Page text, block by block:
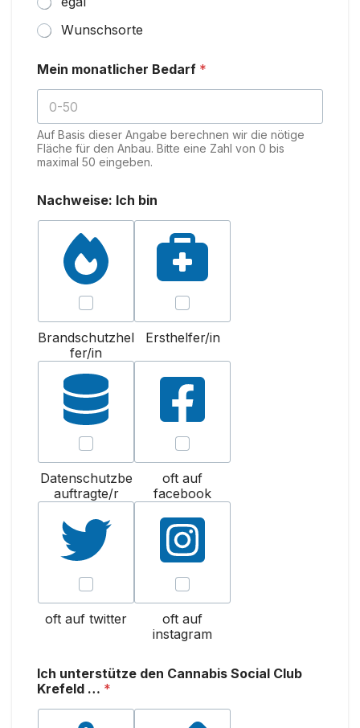
Wunschsorte
Mein monatlicher Bedarf *
Auf Basis dieser Angabe berechnen wir die nötige
Fläche für den Anbau. Bitte eine Zahl von 0 bis
maximal 50 eingeben.
Nachweise: Ich bin
Brandschutzhel
fer/in
Ersthelfer/in
Datenschutzbe
auftragte/r
oft auf
facebook
oft auf twitter
oft auf
instagram
Ich unterstütze den Cannabis Social Club
Krefeld … *